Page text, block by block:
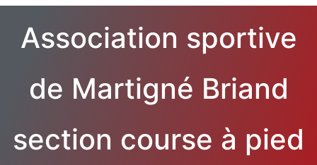
Association sportive
de Martigné Briand
section course à pied